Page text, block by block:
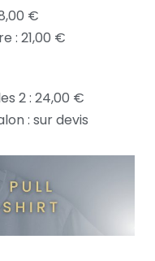
€
: 21,00 €
2 : 24,00 €
: sur devis